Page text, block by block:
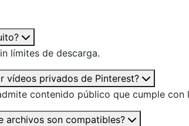
límites de descarga.
vídeos privados de Pinterest?
contenido público que cumple con
archivos son compatibles?